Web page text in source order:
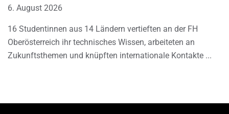
6. August 2026
16 Studentinnen aus 14 Ländern vertieften an der FH
Oberösterreich ihr technisches Wissen, arbeiteten an
Zukunftsthemen und knüpften internationale Kontakte